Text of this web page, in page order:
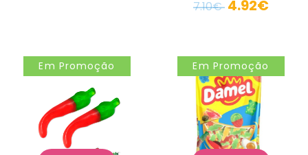
7.10€ 4.92€
Em Promoção Em Promoção